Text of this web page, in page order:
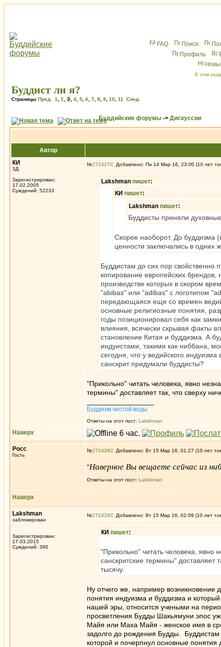
FAQ Поиск
Профиль
В этом
Буддист ли я?
Страницы Пред. 1 2 3 4 5 6 7 8 9 10 11 След.
Буддийские форумы -> Дискуссии
Автор
КИ
3Д
Зарегистрирован:
17.02.2005
Суждений: 52233
№272427 Добавлено: Пн 14 Мар 16, 23:00 (10 лет
Lakshman пишет:
КИ пишет:
Lakshman пишет:
Буддисты приняли
Скорее наоборот. До буддизма
ценности заключались в одних
Буддистам до сих пор свойственно
копирование европейских
производстве которых в скором
"abibas" или "adibas" с логотипом
передающаяся еще со времен
основные религиозные понятия,
годы позиционировал себя как
влияния, всячески скрывая факты
становление Китая и буддизма. А
индуистами, такими как ниббана,
сегодня, что у ведийского
санскрит придумали буддисты?
"Прикольно" читать человека, явно
термины" доставляет так, что сверху
Буддизм чистой воды
Ответы на этот пост: Lakshman
Наверх
Росс
Гость
№272428 Добавлено: Вт 15 Мар 16, 01:27 (10 лет
"Наверное Вы вещаете сейчас из
Ответы на этот пост: Lakshman
Наверх
Lakshman
заблокирован
Зарегистрирован:
17.03.2015
Суждений: 390
№272429 Добавлено: Вт 15 Мар 16, 02:09 (10 лет
КИ пишет:
"Прикольно" читать человека, явно
санскритские термины" доставляет
тысячу.
Ну отчего же, например возникновение
понятия индуизма и буддизма и
нашей эры, относится учеными на
просветления Будды Шакьямуни эпос
Майя или Маха Майя - женское имя в
задолго до рождения Будды.
которой и почерпнул основные понятия